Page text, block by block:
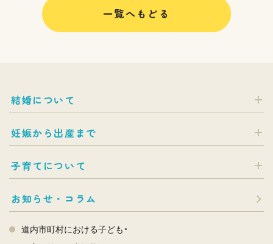
一覧へもどる
結婚について
妊娠から出産まで
子育てについて
お知らせ・コラム
道内市町村における子ども・